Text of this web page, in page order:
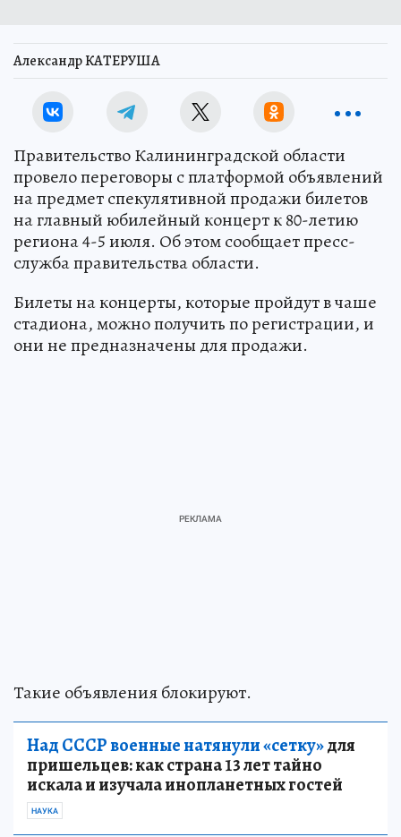
Александр КАТЕРУША
Правительство Калининградской области
провело переговоры с платформой объявлений
на предмет спекулятивной продажи билетов
на главный юбилейный концерт к 80-летию
региона 4-5 июля. Об этом сообщает пресс-
служба правительства области.
Билеты на концерты, которые пройдут в чаше
стадиона, можно получить по регистрации, и
они не предназначены для продажи.
Такие объявления блокируют.
Над СССР военные натянули «сетку»для
пришельцев: как страна 13 лет тайно
искала и изучала инопланетных гостей
НАУКА